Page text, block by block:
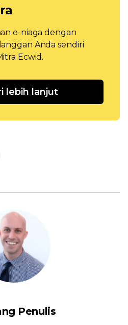
e-niaga dengan
Anda sendiri
Ecwid.
lebih lanjut
Penulis